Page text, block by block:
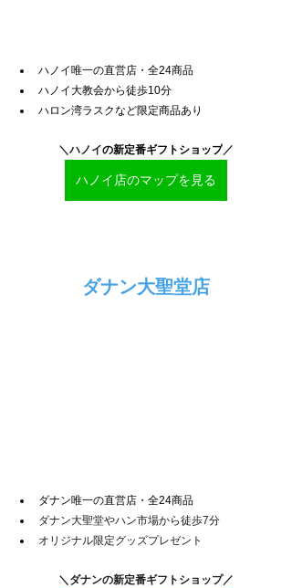
ハノイ唯一の直営店・全24商品
ハノイ大教会から徒歩10分
ハロン湾ラスクなど限定商品あり
＼ハノイの新定番ギフトショップ ／
ハノイ店のマップを見る
ダナン大聖堂店
ダナン唯一の直営店・全24商品
ダナン大聖堂やハン市場から徒歩7分
オリジナル限定グッズプレゼント
＼ダナンの新定番ギフトショップ／